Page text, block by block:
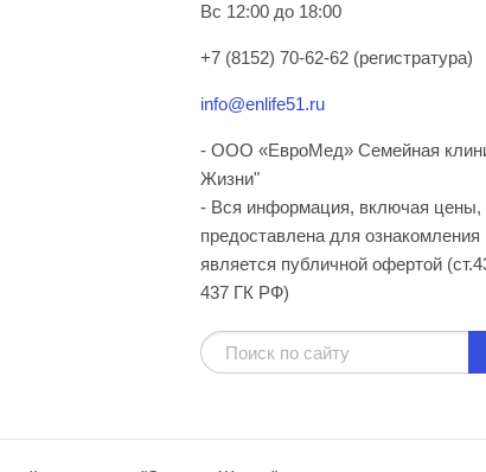
Вс 12:00 до 18:00
+7 (8152) 70-62-62 (регистратура)
info@enlife51.ru
- ООО «ЕвроМед» Семейная
Жизни"
- Вся информация, включая цены,
предоставлена для ознакомления
является публичной офертой
437 ГК РФ)